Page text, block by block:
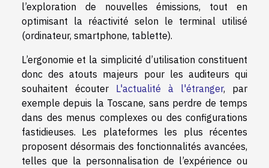
l’exploration de nouvelles émissions, tout en
optimisant la réactivité selon le terminal utilisé
(ordinateur, smartphone, tablette).
L’ergonomie et la simplicité d’utilisation constituent
donc des atouts majeurs pour les auditeurs qui
souhaitent écouter L'actualité à l'étranger, par
exemple depuis la Toscane, sans perdre de temps
dans des menus complexes ou des configurations
fastidieuses. Les plateformes les plus récentes
proposent désormais des fonctionnalités avancées,
telles que la personnalisation de l’expérience ou